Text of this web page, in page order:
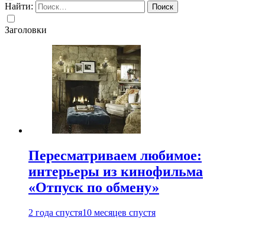
Найти:
Заголовки
Пересматриваем любимое:
интерьеры из кинофильма
«Отпуск по обмену»
2 года спустя10 месяцев спустя